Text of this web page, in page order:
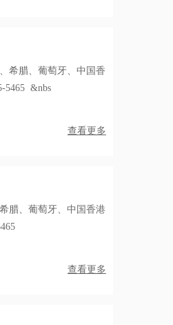
希腊、葡萄牙、中国香
5465 &nbs
查看更多
腊、葡萄牙、中国香港
查看更多